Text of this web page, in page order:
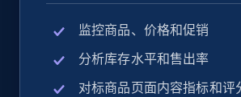
监控商品、价格和促销
分析库存水平和售出率
对标商品页面内容指标和评